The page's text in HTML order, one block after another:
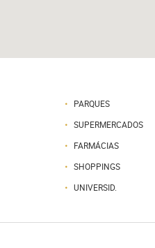
PARQUES
SUPERMERCADOS
FARMÁCIAS
SHOPPINGS
UNIVERSID.